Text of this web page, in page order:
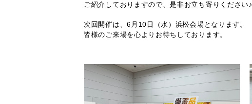
ご紹介しておりますので、是非お立ち寄りください♪
次回開催は、6月10日（水）浜松会場となります。
皆様のご来場を心よりお待ちしております。